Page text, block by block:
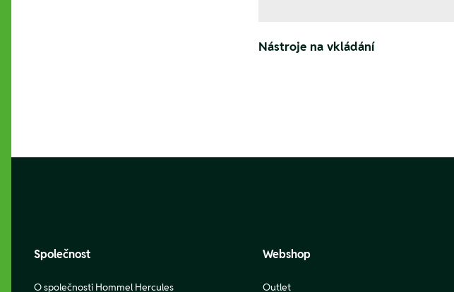
Nástroje na vkládání
Společnost
O společnosti Hommel Hercules
Webshop
Outlet